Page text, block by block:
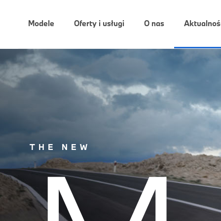
Modele Oferty i usługi O nas
THE NEW